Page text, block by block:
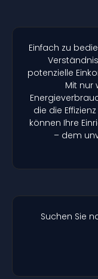
Einfach zu
potenzielle
Mit nur
die die
können Ihre
– dem
Suchen Sie